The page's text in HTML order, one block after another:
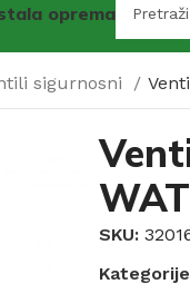
oprema
sigurnosni
SKU: